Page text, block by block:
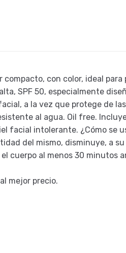
compacto, con color, ideal
SPF 50, especialmente
a la vez que protege de
al agua. Oil free.
facial intolerante. ¿Cómo se
del mismo, disminuye, a
al menos 30 minutos
mejor precio.